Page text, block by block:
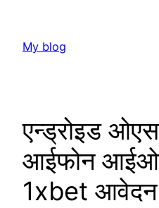
content
My blog
एन्ड्रोइड
आईफोन
1xbet आवेदन